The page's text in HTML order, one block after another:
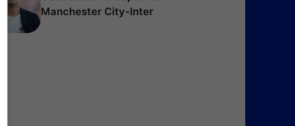
Manchester City-Inter